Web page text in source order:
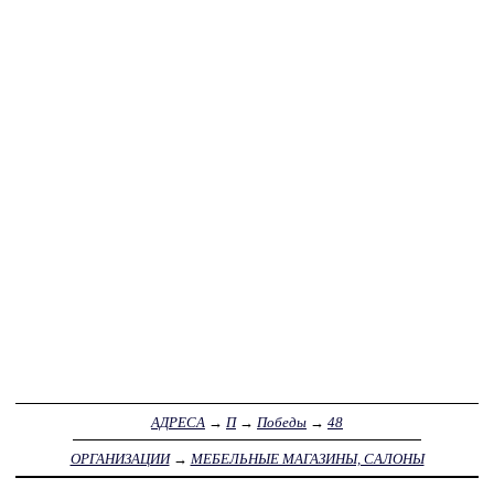
АДРЕСА → П→ Победы → 48
ОРГАНИЗАЦИИ→ МЕБЕЛЬНЫЕ МАГАЗИНЫ, САЛОНЫ